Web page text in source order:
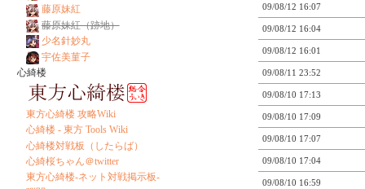
09/08/12 16:07
09/08/12 16:04
09/08/12 16:01
09/08/11 23:52
09/08/10 17:13
09/08/10 17:09
09/08/10 17:07
09/08/10 17:04
09/08/10 16:59
藤原妹紅
藤原妹紅（跡地）
少名針妙丸
宇佐美菫子
心綺楼
東方心綺楼 攻略Wiki
心綺楼 - 東方 Tools Wiki
心綺楼対戦板（したらば）
心綺桜ちゃん＠twitter
東方心綺楼-ネット対戦掲示板-